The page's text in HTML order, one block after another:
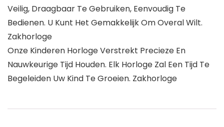
Veilig, Draagbaar Te Gebruiken, Eenvoudig Te
Bedienen. U Kunt Het Gemakkelijk Om Overal Wilt.
Zakhorloge
Onze Kinderen Horloge Verstrekt Precieze En
Nauwkeurige Tijd Houden. Elk Horloge Zal Een Tijd Te
Begeleiden Uw Kind Te Groeien. Zakhorloge